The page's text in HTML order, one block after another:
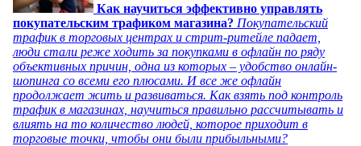
Как научиться эффективно управлять
покупательским трафиком магазина? Покупательский
трафик в торговых центрах и стрит-ритейле падает,
люди стали реже ходить за покупками в офлайн по ряду
объективных причин, одна из которых – удобство онлайн-
шопинга со всеми его плюсами. И все же офлайн
продолжает жить и развиваться. Как взять под контроль
трафик в магазинах, научиться правильно рассчитывать и
влиять на то количество людей, которое приходит в
торговые точки, чтобы они были прибыльными?